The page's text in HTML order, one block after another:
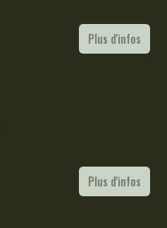
Plus d'infos
Plus d'infos